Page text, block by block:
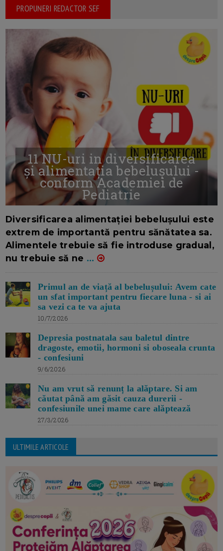
PROPUNERI REDACTOR SEF
11 NU-uri in diversificarea
și alimentația bebelușului -
conform Academiei de
Pediatrie
Diversificarea alimentației bebelușului este
extrem de importantă pentru sănătatea sa.
Alimentele trebuie să fie introduse gradual,
nu trebuie să ne ...
Primul an de viață al bebelușului: Avem cate
un sfat important pentru fiecare luna - si ai
sa vezi ca te va ajuta
10/7/2026
Depresia postnatala sau baletul dintre
dragoste, emotii, hormoni si oboseala crunta
- confesiuni
9/6/2026
Nu am vrut să renunț la alăptare. Si am
căutat până am găsit cauza durerii -
confesiunile unei mame care alăptează
27/3/2026
ULTIMILE ARTICOLE